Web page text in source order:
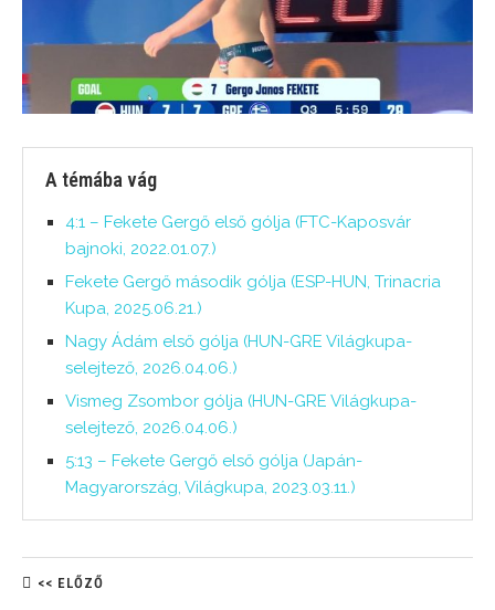
A témába vág
4:1 – Fekete Gergő első gólja (FTC-Kaposvár
bajnoki, 2022.01.07.)
Fekete Gergő második gólja (ESP-HUN, Trinacria
Kupa, 2025.06.21.)
Nagy Ádám első gólja (HUN-GRE Világkupa-
selejtező, 2026.04.06.)
Vismeg Zsombor gólja (HUN-GRE Világkupa-
selejtező, 2026.04.06.)
5:13 – Fekete Gergő első gólja (Japán-
Magyarország, Világkupa, 2023.03.11.)
<< ELŐZŐ